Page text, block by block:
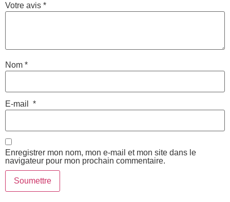
Votre avis *
Nom *
E-mail *
Enregistrer mon nom, mon e-mail et mon site dans le
navigateur pour mon prochain commentaire.